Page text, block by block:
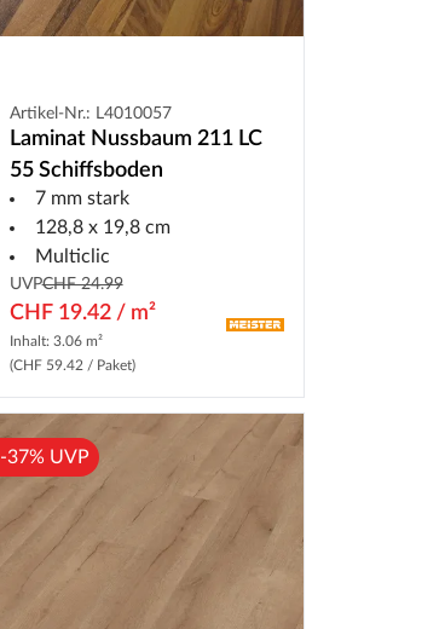
Artikel-Nr.: L4010057
Laminat Nussbaum 211 LC
55 Schiffsboden
7 mm stark
128,8 x 19,8 cm
Multiclic
UVPCHF 24.99
CHF 19.42 / m²
Inhalt: 3.06 m²
(CHF 59.42 / Paket)
-37% UVP